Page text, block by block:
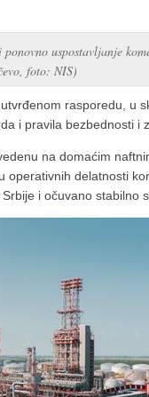
uspostavljanje
foto: NIS)
rasporedu, u
i pravila bezbednosti i
na domaćim
delatnosti
i očuvano stabilno